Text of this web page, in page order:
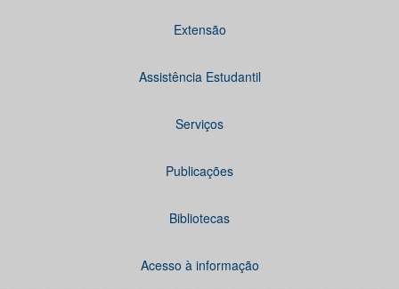
Extensão
Assistência Estudantil
Serviços
Publicações
Bibliotecas
Acesso à informação